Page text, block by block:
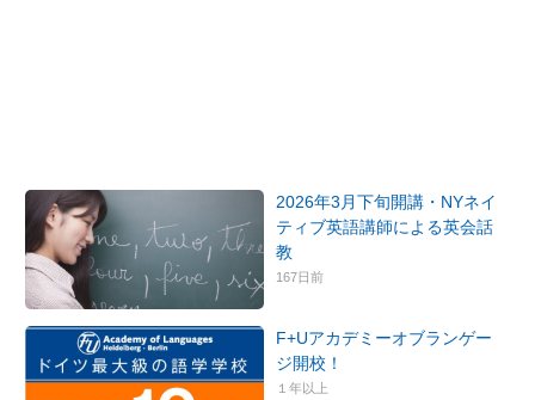
2026年3月下旬開講・NYネイ
ティブ英語講師による英会話
教
167日前
F+Uアカデミーオブランゲー
ジ開校！
１年以上